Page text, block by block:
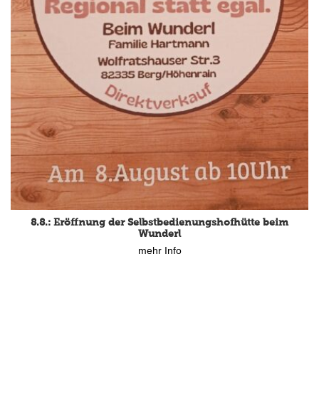
8.8.: Eröffnung der Selbstbedienungshofhütte beim
Wunderl
mehr Info